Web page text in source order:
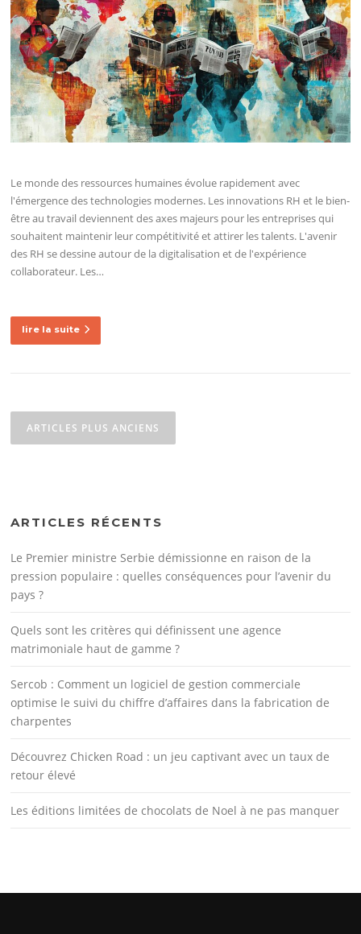
Le monde des ressources humaines évolue rapidement avec
l'émergence des technologies modernes. Les innovations RH et le bien-
être au travail deviennent des axes majeurs pour les entreprises qui
souhaitent maintenir leur compétitivité et attirer les talents. L'avenir
des RH se dessine autour de la digitalisation et de l'expérience
collaborateur. Les…
lire la suite
des
articles
ARTICLES PLUS ANCIENS
ARTICLES RÉCENTS
Le Premier ministre Serbie démissionne en raison de la
pression populaire : quelles conséquences pour l’avenir du
pays ?
Quels sont les critères qui définissent une agence
matrimoniale haut de gamme ?
Sercob : Comment un logiciel de gestion commerciale
optimise le suivi du chiffre d’affaires dans la fabrication de
charpentes
Découvrez Chicken Road : un jeu captivant avec un taux de
retour élevé
Les éditions limitées de chocolats de Noel à ne pas manquer